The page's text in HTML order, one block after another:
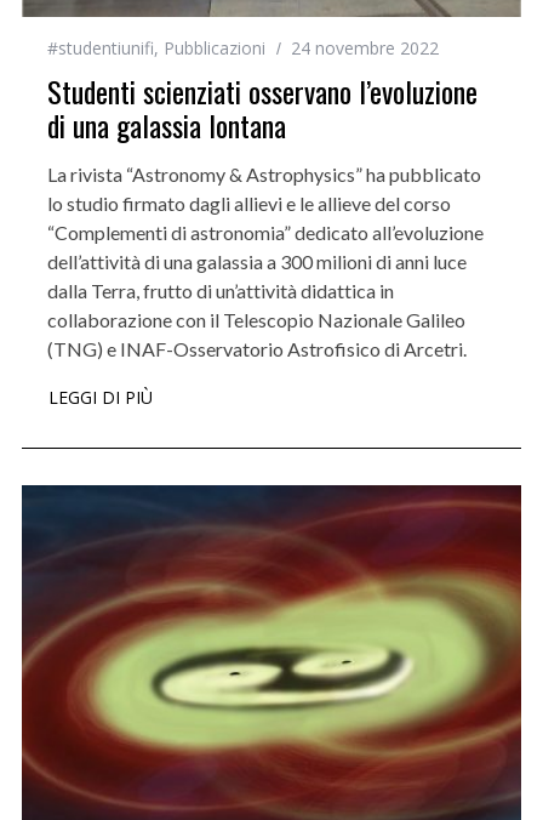
#studentiunifi, Pubblicazioni 24 novembre 2022
Studenti scienziati osservano l’evoluzione
di una galassia lontana
La rivista “Astronomy & Astrophysics” ha pubblicato
lo studio firmato dagli allievi e le allieve del corso
“Complementi di astronomia” dedicato all’evoluzione
dell’attività di una galassia a 300 milioni di anni luce
dalla Terra, frutto di un’attività didattica in
collaborazione con il Telescopio Nazionale Galileo
(TNG) e INAF-Osservatorio Astrofisico di Arcetri.
LEGGI DI PIÙ